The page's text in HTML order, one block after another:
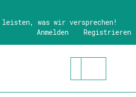
was wir versprechen!
Registrieren
Anmelden